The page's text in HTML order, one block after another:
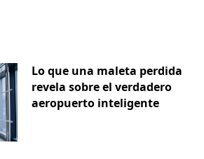
Lo que una maleta perdida
revela sobre el verdadero
aeropuerto inteligente